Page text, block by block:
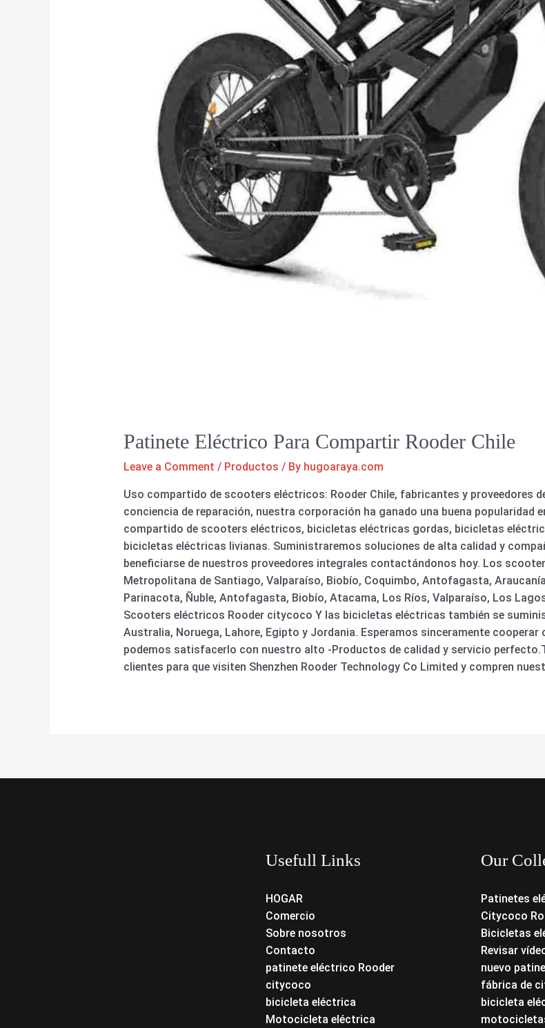
Patinete Eléctrico Para Compartir Rooder Chile
Leave a Comment / Productos / By hugoaraya.com
Uso compartido de scooters eléctricos: Rooder Chile, fabricantes y proveedores
conciencia de reparación, nuestra corporación ha ganado una buena popularidad
compartido de scooters eléctricos, bicicletas eléctricas gordas, bicicletas
bicicletas eléctricas livianas. Suministraremos soluciones de alta calidad y
beneficiarse de nuestros proveedores integrales contactándonos hoy. Los
Metropolitana de Santiago, Valparaíso, Biobío, Coquimbo, Antofagasta,
Parinacota, Ñuble, Antofagasta, Biobío, Atacama, Los Ríos, Valparaíso, Los
Scooters eléctricos Rooder citycoco Y las bicicletas eléctricas también se
Australia, Noruega, Lahore, Egipto y Jordania. Esperamos sinceramente cooperar
podemos satisfacerlo con nuestro alto -Productos de calidad y servicio
clientes para que visiten Shenzhen Rooder Technology Co Limited y compren
Usefull Links
HOGAR
Comercio
Sobre nosotros
Contacto
patinete eléctrico Rooder
citycoco
bicicleta eléctrica
Motocicleta eléctrica
Our
Patinetes
Citycoco
Bicicletas
Revisar
nuevo
fábrica de
bicicleta